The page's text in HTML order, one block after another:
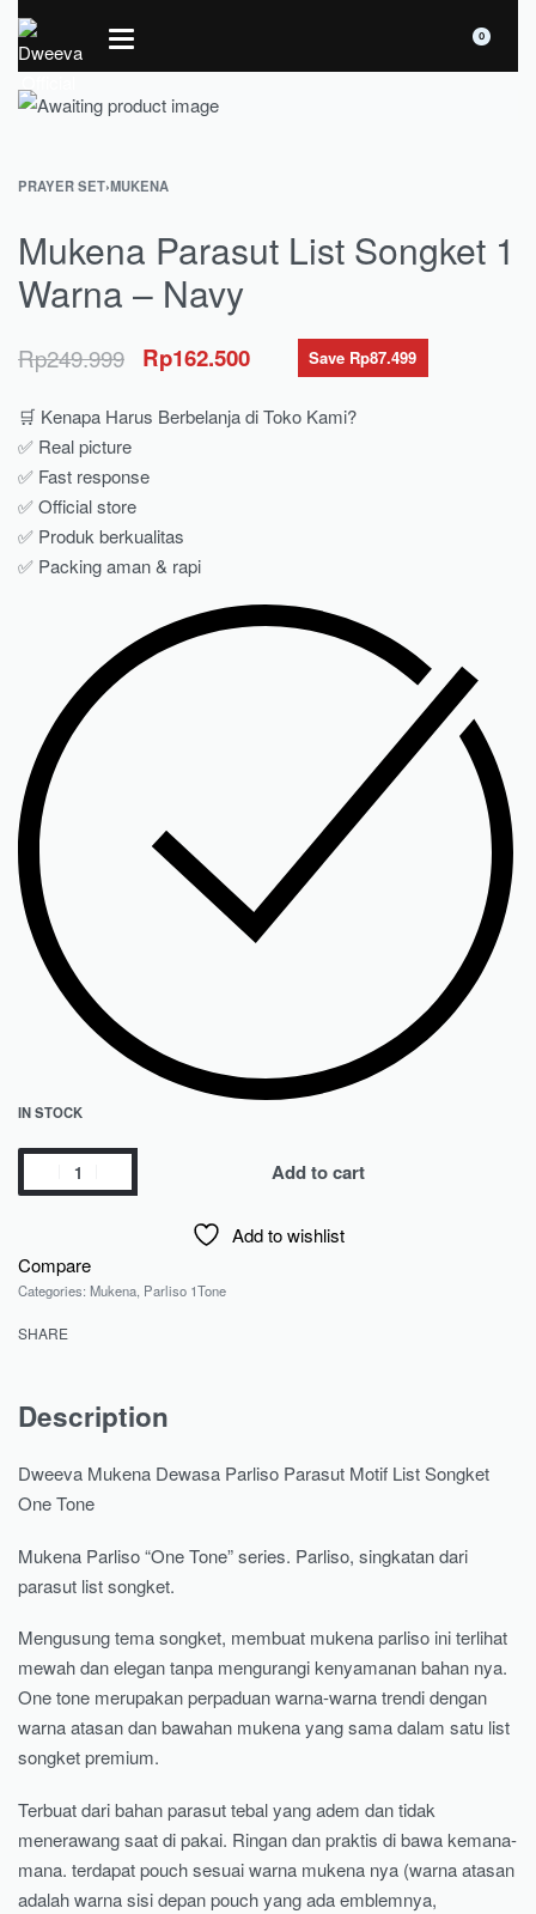
0
PRAYER SET›MUKENA
Mukena Parasut List Songket 1
Warna – Navy
Rp249.999 Rp162.500 Save Rp87.499
🛒 Kenapa Harus Berbelanja di Toko Kami?
✅ Real picture
✅ Fast response
✅ Official store
✅ Produk berkualitas
✅ Packing aman & rapi
IN STOCK
Add to cart
Add to wishlist
Compare
Categories: Mukena, Parliso 1Tone
SHARE
Description
Dweeva Mukena Dewasa Parliso Parasut Motif List Songket
One Tone
Mukena Parliso “One Tone” series. Parliso, singkatan dari
parasut list songket.
Mengusung tema songket, membuat mukena parliso ini terlihat
mewah dan elegan tanpa mengurangi kenyamanan bahan nya.
One tone merupakan perpaduan warna-warna trendi dengan
warna atasan dan bawahan mukena yang sama dalam satu list
songket premium.
Terbuat dari bahan parasut tebal yang adem dan tidak
menerawang saat di pakai. Ringan dan praktis di bawa kemana-
mana. terdapat pouch sesuai warna mukena nya (warna atasan
adalah warna sisi depan pouch yang ada emblemnya,